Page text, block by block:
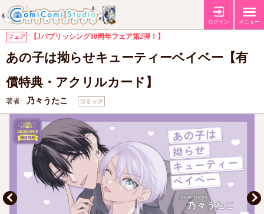
ログイン メニュー
特典
【有償特典・『あの子は拗らせキューティーベイベー』アクリルカード】
【コミコミ特典4Pリーフレット】
フェア 【Jパブリッシング10周年フェア第2弾！】
あの子は拗らせキューティーベイベー【有
償特典・アクリルカード】
著者: 乃々うたこ コミック